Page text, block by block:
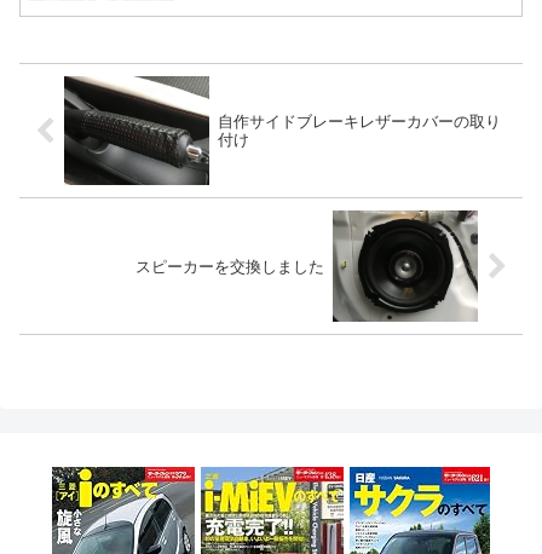
自作サイドブレーキレザーカバーの取り
付け
スピーカーを交換しました